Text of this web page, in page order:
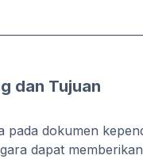
dan Tujuan
pada dokumen
dapat